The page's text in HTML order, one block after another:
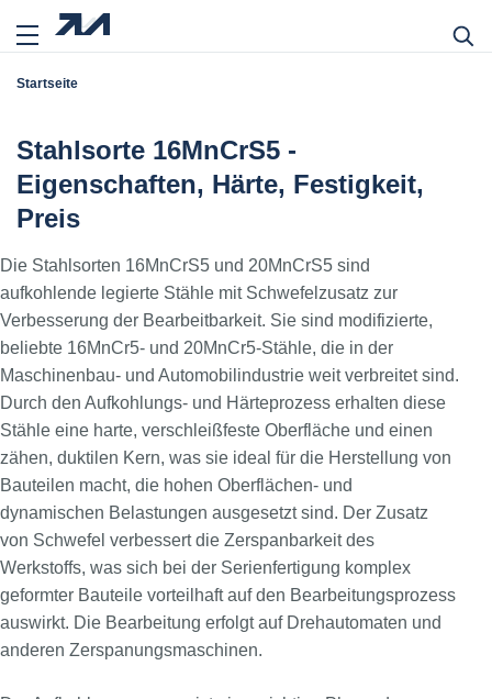
Startseite
Stahlsorte 16MnCrS5 -
Eigenschaften, Härte, Festigkeit,
Preis
Die Stahlsorten 16MnCrS5 und 20MnCrS5 sind
aufkohlende legierte Stähle mit Schwefelzusatz zur
Verbesserung der Bearbeitbarkeit. Sie sind modifizierte,
beliebte 16MnCr5- und 20MnCr5-Stähle, die in der
Maschinenbau- und Automobilindustrie weit verbreitet sind.
Durch den Aufkohlungs- und Härteprozess erhalten diese
Stähle eine harte, verschleißfeste Oberfläche und einen
zähen, duktilen Kern, was sie ideal für die Herstellung von
Bauteilen macht, die hohen Oberflächen- und
dynamischen Belastungen ausgesetzt sind. Der Zusatz
von Schwefel verbessert die Zerspanbarkeit des
Werkstoffs, was sich bei der Serienfertigung komplex
geformter Bauteile vorteilhaft auf den Bearbeitungsprozess
auswirkt. Die Bearbeitung erfolgt auf Drehautomaten und
anderen Zerspanungsmaschinen.